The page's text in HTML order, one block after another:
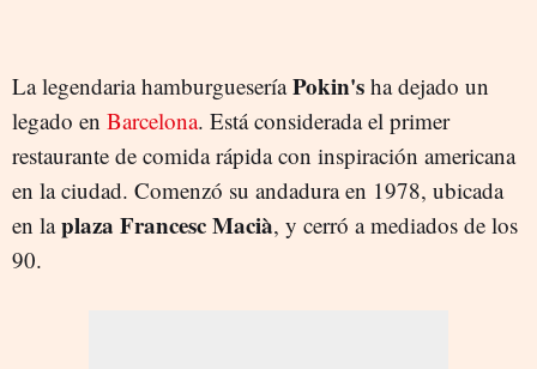
La legendaria hamburgueseríaPokin's ha dejado un
legado en Barcelona. Está considerada el primer
restaurante de comida rápida con inspiración americana
en la ciudad. Comenzó su andadura en 1978, ubicada
en laplaza Francesc Macià, y cerró a mediados de los
90.